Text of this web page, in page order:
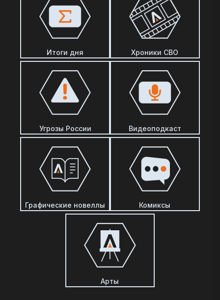
Итоги дня Хроники СВО
Угрозы России Видеоподкаст
Графические новеллы Комиксы
Арты